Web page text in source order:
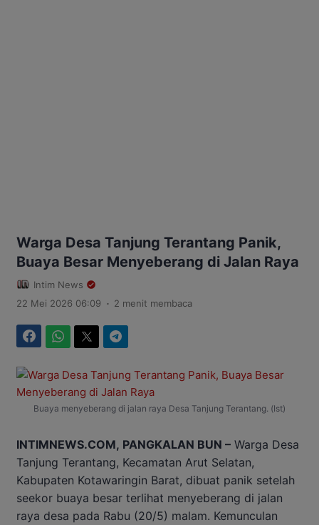
Warga Desa Tanjung Terantang Panik,
Buaya Besar Menyeberang di Jalan Raya
Intim News
22 Mei 2026 06:09 . 2 menit membaca
Buaya menyeberang di jalan raya Desa Tanjung Terantang. (Ist)
INTIMNEWS.COM, PANGKALAN BUN – Warga Desa
Tanjung Terantang, Kecamatan Arut Selatan,
Kabupaten Kotawaringin Barat, dibuat panik setelah
seekor buaya besar terlihat menyeberang di jalan
raya desa pada Rabu (20/5) malam. Kemunculan